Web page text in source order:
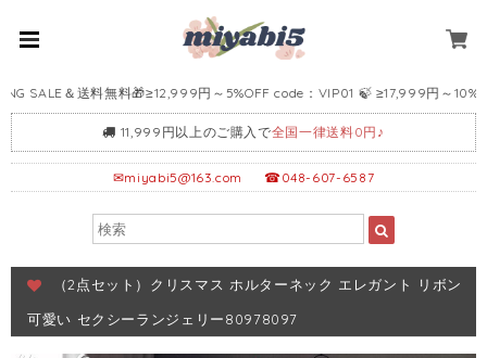
＆送料無料🎁≥12,999円～5%OFF code：VIP01 🍃 ≥17,999円～
11,999円以上のご購入で全国一律送料0円♪
✉miyabi5@163.com ☎048-607-6587
（2点セット）クリスマス ホルターネック エレガント リボン
可愛い セクシーランジェリー80978097